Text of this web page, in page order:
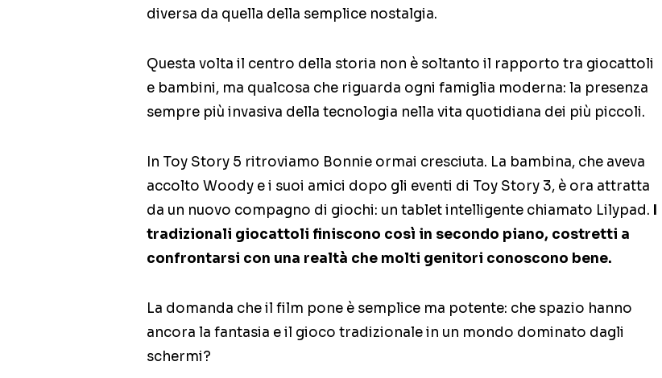
diversa da quella della semplice nostalgia.
Questa volta il centro della storia non è soltanto il rapporto tra giocattoli
e bambini, ma qualcosa che riguarda ogni famiglia moderna: la presenza
sempre più invasiva della tecnologia nella vita quotidiana dei più piccoli.
In Toy Story 5 ritroviamo Bonnie ormai cresciuta. La bambina, che aveva
accolto Woody e i suoi amici dopo gli eventi di Toy Story 3, è ora attratta
da un nuovo compagno di giochi: un tablet intelligente chiamato Lilypad. I
tradizionali giocattoli finiscono così in secondo piano, costretti a
confrontarsi con una realtà che molti genitori conoscono bene.
La domanda che il film pone è semplice ma potente: che spazio hanno
ancora la fantasia e il gioco tradizionale in un mondo dominato dagli
schermi?